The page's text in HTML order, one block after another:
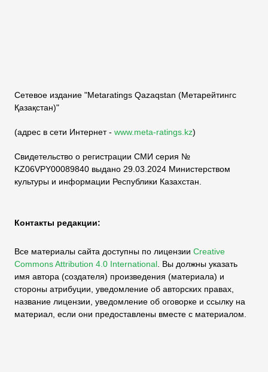
Сетевое издание "Metaratings Qazaqstan (Метарейтингс
Қазақстан)"
(адрес в сети Интернет - www.meta-ratings.kz)
Свидетельство о регистрации СМИ серия №
KZ06VPY00089840 выдано 29.03.2024 Министерством
культуры и информации Республики Казахстан.
Контакты редакции:
Все материалы сайта доступны по лицензии Creative
Commons Attribution 4.0 International Вы должны указать
имя автора (создателя) произведения (материала) и
стороны атрибуции, уведомление об авторских правах,
название лицензии, уведомление об оговорке и ссылку на
материал, если они предоставлены вместе с материалом.